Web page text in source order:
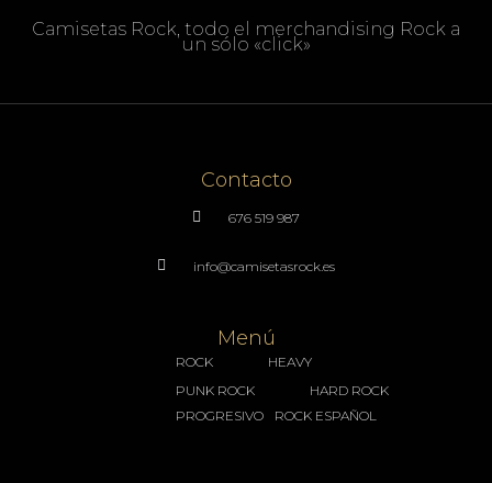
Camisetas Rock, todo el merchandising Rock a
un sólo «click»
Contacto
676 519 987
info@camisetasrock.es
Menú
ROCK
HEAVY
PUNK ROCK
HARD ROCK
PROGRESIVO
ROCK ESPAÑOL